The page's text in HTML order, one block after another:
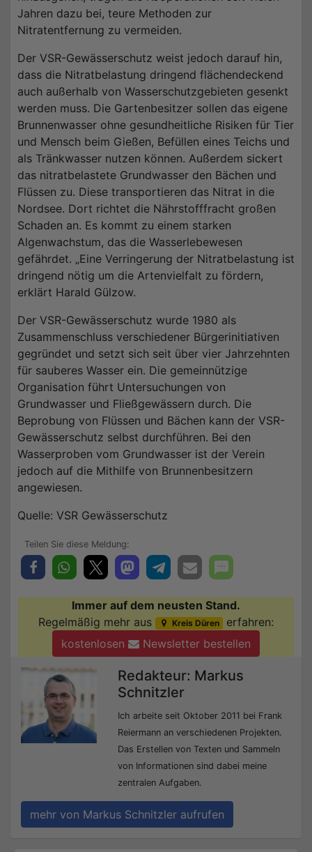
Jahren dazu bei, teure Methoden zur
Nitratentfernung zu vermeiden.
Der VSR-Gewässerschutz weist jedoch darauf hin,
dass die Nitratbelastung dringend flächendeckend
auch außerhalb von Wasserschutzgebieten gesenkt
werden muss. Die Gartenbesitzer sollen das eigene
Brunnenwasser ohne gesundheitliche Risiken für Tier
und Mensch beim Gießen, Befüllen eines Teichs und
als Tränkwasser nutzen können. Außerdem sickert
das nitratbelastete Grundwasser den Bächen und
Flüssen zu. Diese transportieren das Nitrat in die
Nordsee. Dort richtet die Nährstofffracht großen
Schaden an. Es kommt zu einem starken
Algenwachstum, das die Wasserlebewesen
gefährdet. „Eine Verringerung der Nitratbelastung ist
dringend nötig um die Artenvielfalt zu fördern,
erklärt Harald Gülzow.
Der VSR-Gewässerschutz wurde 1980 als
Zusammenschluss verschiedener Bürgerinitiativen
gegründet und setzt sich seit über vier Jahrzehnten
für sauberes Wasser ein. Die gemeinnützige
Organisation führt Untersuchungen von
Grundwasser und Fließgewässern durch. Die
Beprobung von Flüssen und Bächen kann der VSR-
Gewässerschutz selbst durchführen. Bei den
Wasserproben vom Grundwasser ist der Verein
jedoch auf die Mithilfe von Brunnenbesitzern
angewiesen.
Quelle: VSR Gewässerschutz
Immer auf dem neusten Stand.
Regelmäßig mehr aus
Kreis Düren erfahren:
kostenlosen
Newsletter bestellen
Redakteur: Markus
Schnitzler
Ich arbeite seit Oktober 2011 bei Frank
Reiermann an verschiedenen Projekten.
Das Erstellen von Texten und Sammeln
von Informationen sind dabei meine
zentralen Aufgaben.
mehr von Markus Schnitzler aufrufen